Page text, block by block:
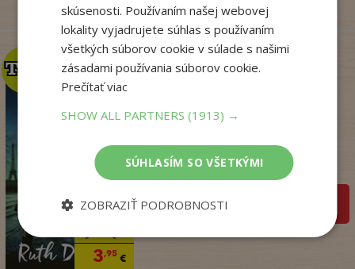
3,95€
TOP
TOP
Kým Paríž spal
Druart Ruth
Na sklade
pridať do košíka
skúsenosti. Používaním našej webovej
lokality vyjadrujete súhlas s používaním
všetkých súborov cookie v súlade s našimi
zásadami používania súborov cookie.
Prečítať viac
SHOW ALL PARTNERS(1913) →
SÚHLASÍM SO VŠETKÝMI
ZOBRAZIŤ PODROBNOSTI